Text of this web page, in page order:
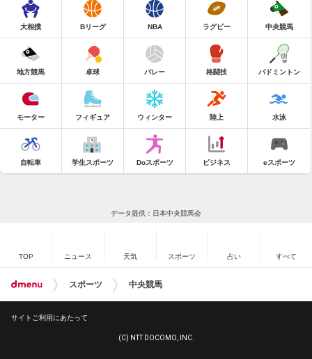
大相撲 Bリーグ NBA ラグビー 中央競馬
地方競馬 卓球 バレー 格闘技 バドミントン
モーター フィギュア ウィンター 陸上 水泳
自転車 学生スポーツ Doスポーツ ビジネス eスポーツ
データ提供：日本中央競馬会
TOP ニュース 天気 スポーツ 占い すべて
スポーツ 中央競馬
サイトご利用にあたって
(C) NTT DOCOMO, INC.